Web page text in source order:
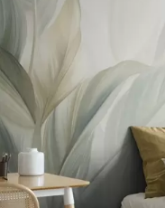
Premium
56 .67 €/m²
Premium vinil
66 40 .00 /m²
Peel and Stick